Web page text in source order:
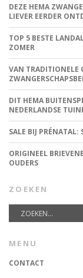
DEZE HEMA
LIEVER EERDER
TOP 5 BESTE
ZOMER
VAN TRADITIONELE
DIT HEMA
NEDERLANDSE
SALE BIJ
ORIGINEEL
OUDERS
ZOEKEN
MENU
CONTACT